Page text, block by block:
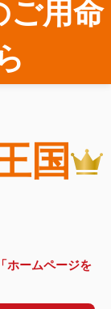
ご用命
国
ホームページを